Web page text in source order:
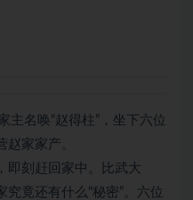
主名唤“赵得柱”，坐下六位
赵家家产。
即刻赶回家中。比武大
竟还有什么“秘密”。六位